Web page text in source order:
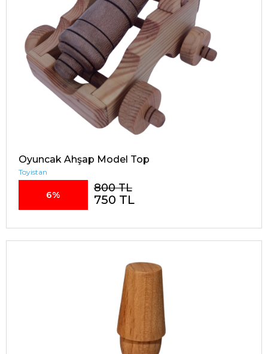
Oyuncak Ahşap Model Top
Toyistan
6%
800 TL
750 TL